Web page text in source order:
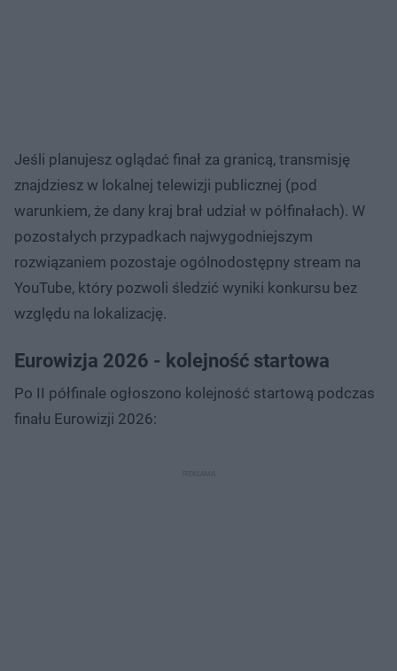
Jeśli planujesz oglądać finał za granicą, transmisję
znajdziesz w lokalnej telewizji publicznej (pod
warunkiem, że dany kraj brał udział w półfinałach). W
pozostałych przypadkach najwygodniejszym
rozwiązaniem pozostaje ogólnodostępny stream na
YouTube, który pozwoli śledzić wyniki konkursu bez
względu na lokalizację.
Eurowizja 2026 - kolejność startowa
Po II półfinale ogłoszono kolejność startową podczas
finału Eurowizji 2026: